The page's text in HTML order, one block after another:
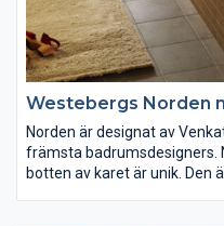
Westebergs Norden
Norden är designat av
främsta badrumsdesigners.
botten av karet är unik. Den